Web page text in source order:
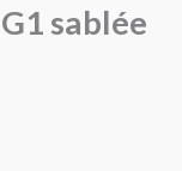
sablée